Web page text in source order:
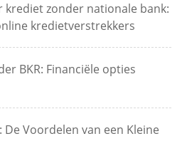
zonder nationale bank:
kredietverstrekkers
BKR: Financiële opties
De Voordelen van een Kleine